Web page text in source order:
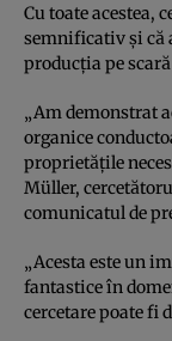
Cu toate acestea,
semnificativ și că
producția pe
„Am demonstrat
organice
proprietățile
Müller,
comunicatul de
„Acesta este un
fantastice în
cercetare poate fi